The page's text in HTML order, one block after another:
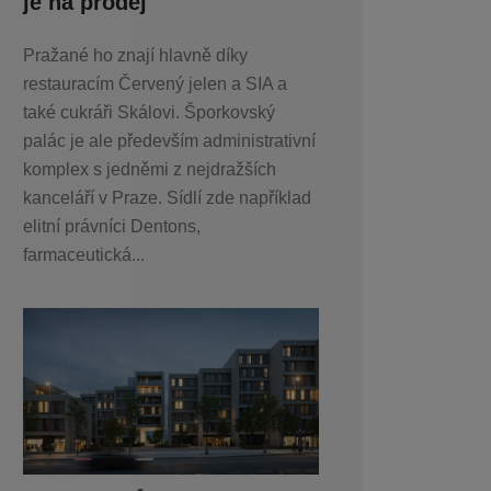
Pražané ho znají hlavně díky
restauracím Červený jelen a SIA a
také cukráři Skálovi. Šporkovský
palác je ale především administrativní
komplex s jedněmi z nejdražších
kanceláří v Praze. Sídlí zde například
elitní právníci Dentons,
farmaceutická...